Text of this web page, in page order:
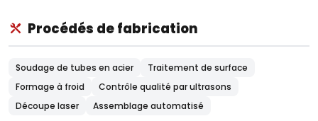
Procédés de fabrication
Soudage de tubes en acier
Traitement de surface
Formage à froid
Contrôle qualité par ultrasons
Découpe laser
Assemblage automatisé